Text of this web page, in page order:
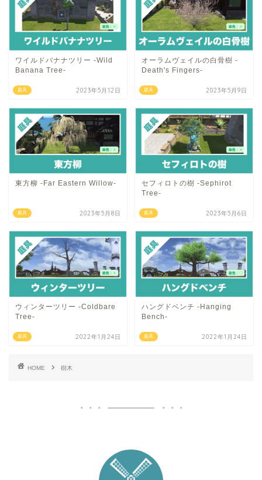
庭具
ワイルドバナナツリー -Wild
Banana Tree-
2023年5月12日 庭具
オーラムヴェイルの白骨樹 -
Death's Fingers-
2023年5月9日
庭具
東方柳 -Far Eastern Willow-
2023年5月8日 庭具
セフィロトの樹 -Sephirot
Tree-
2023年5月6日
庭具
ウィンターツリー -Coldbare
Tree-
2022年1月24日 庭具
ハングドベンチ -Hanging
Bench-
2022年1月24日
HOME 樹木